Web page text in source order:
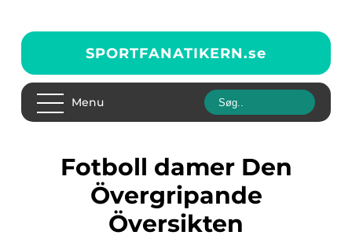
SPORTFANATIKERN.se
Menu
Fotboll damer Den
Övergripande
Översikten